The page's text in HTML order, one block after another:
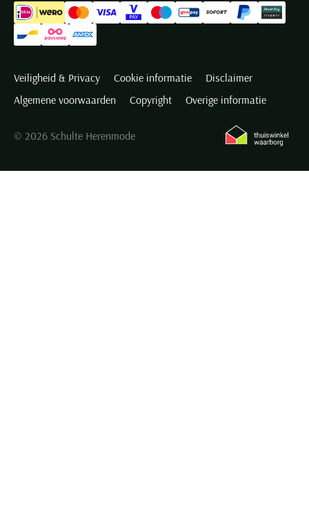
Veiligheid & Privacy Cookie informatie
Disclaimer
Algemene voorwaarden
Copyright Overige informatie
© 2026 Schulte Herenmode